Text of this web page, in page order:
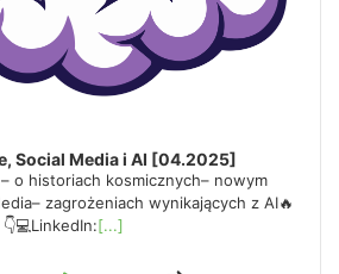
Social Media i AI [04.2025]
o historiach kosmicznych– nowym
zagrożeniach wynikających z AI🔥
[...]